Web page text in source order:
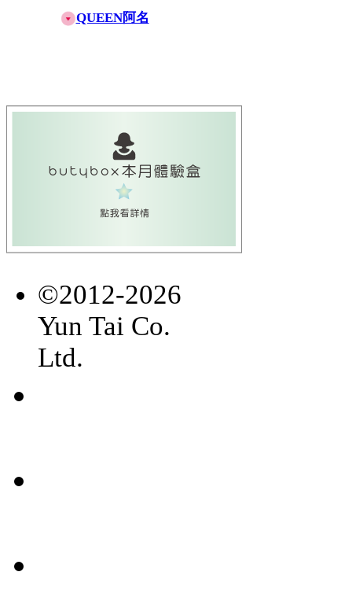
QUEEN阿名
©2012-2026
Yun Tai Co.
Ltd.